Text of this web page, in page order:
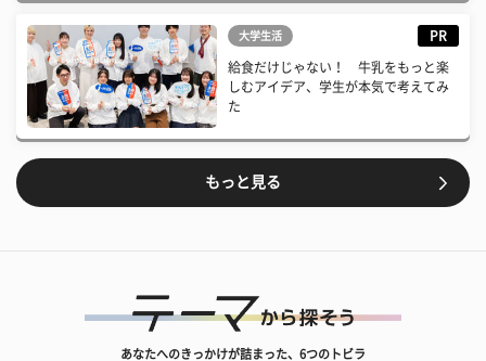
大学生活 PR
給食だけじゃない！ 牛乳をもっと楽
しむアイデア、学生が本気で考えてみ
た
もっと見る
あなたへのきっかけが詰まった、6つのトビラ